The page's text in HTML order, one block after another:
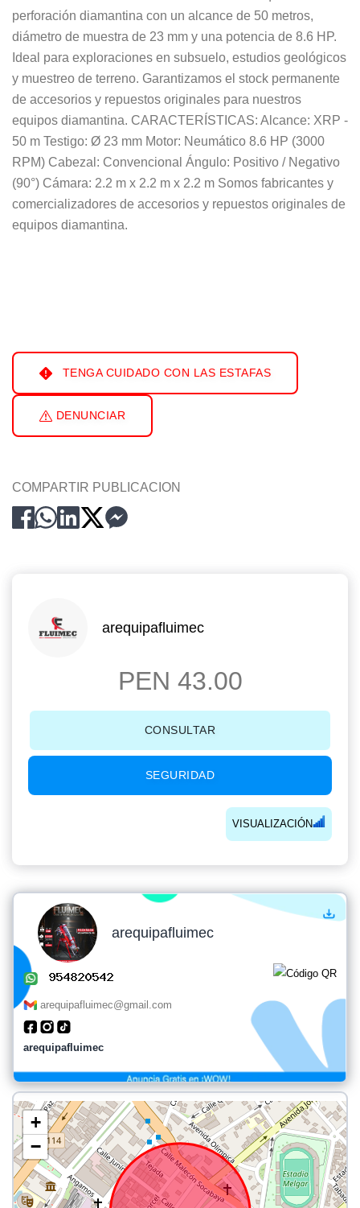
perforación diamantina con un alcance de 50 metros,
diámetro de muestra de 23 mm y una potencia de 8.6 HP.
Ideal para exploraciones en subsuelo, estudios geológicos
y muestreo de terreno. Garantizamos el stock permanente
de accesorios y repuestos originales para nuestros
equipos diamantina. CARACTERÍSTICAS: Alcance: XRP -
50 m Testigo: Ø 23 mm Motor: Neumático 8.6 HP (3000
RPM) Cabezal: Convencional Ángulo: Positivo / Negativo
(90°) Cámara: 2.2 m x 2.2 m x 2.2 m Somos fabricantes y
comercializadores de accesorios y repuestos originales de
equipos diamantina.
TENGA CUIDADO CON LAS ESTAFAS
DENUNCIAR
COMPARTIR PUBLICACION
arequipafluimec
PEN 43.00
CONSULTAR
SEGURIDAD
VISUALIZACIÓN
arequipafluimec
arequipafluimec@gmail.com
arequipafluimec
+
−